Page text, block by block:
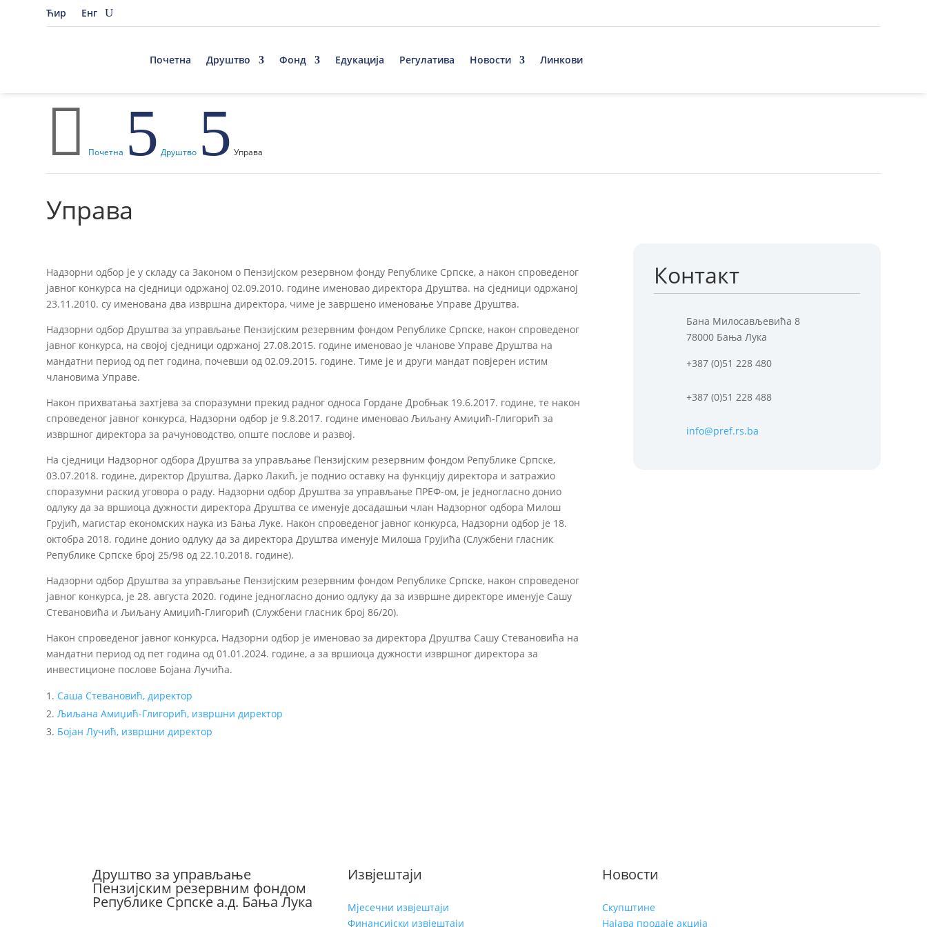
Ћир Енг
Почетна Друштво Фонд Едукација Регулатива Новости Линкови
 Почетна 5 Друштво 5 Управа
Управа
Надзорни одбор је у складу са Законом о Пензијском резервном фонду Републике Српске, а након спроведеног
јавног конкурса на сједници одржаној 02.09.2010. године именовао директора Друштва. на сједници одржаној
23.11.2010. су именована два извршна директора, чиме је завршено именовање Управе Друштва.
Надзорни одбор Друштва за управљање Пензијским резервним фондом Републике Српске, након спроведеног
јавног конкурса, на својој сједници одржаној 27.08.2015. године именовао је чланове Управе Друштва на
мандатни период од пет година, почевши од 02.09.2015. године. Тиме је и други мандат повјерен истим
члановима Управе.
Након прихватања захтјева за споразумни прекид радног односа Гордане Дробњак 19.6.2017. године, те након
спроведеног јавног конкурса, Надзорни одбор је 9.8.2017. године именовао Љиљану Амиџић-Глигорић за
извршног директора за рачуноводство, опште послове и развој.
На сједници Надзорног одбора Друштва за управљање Пензијским резервним фондом Републике Српске,
03.07.2018. године, директор Друштва, Дарко Лакић, је поднио оставку на функцију директора и затражио
споразумни раскид уговора о раду. Надзорни одбор Друштва за управљање ПРЕФ-ом, је једногласно донио
одлуку да за вршиоца дужности директора Друштва се именује досадашњи члан Надзорног одбора Милош
Грујић, магистар економских наука из Бања Луке. Након спроведеног јавног конкурса, Надзорни одбор је 18.
октобра 2018. године донио одлуку да за директора Друштва именује Милоша Грујића (Службени гласник
Републике Српске број 25/98 од 22.10.2018. године).
Надзорни одбор Друштва за управљање Пензијским резервним фондом Републике Српске, након спроведеног
јавног конкурса, је 28. августа 2020. године једногласно донио одлуку да за извршне директоре именује Сашу
Стевановића и Љиљану Амиџић-Глигорић (Службени гласник број 86/20).
Након спроведеног јавног конкурса, Надзорни одбор је именовао за директора Друштва Сашу Стевановића на
мандатни период од пет година од 01.01.2024. године, а за вршиоца дужности извршног директора за
инвестиционе послове Бојана Лучића.
Саша Стевановић, директор
Љиљана Амиџић-Глигорић, извршни директор
Бојан Лучић, извршни директор
Контакт
Бана Милосављевића 8
78000 Бања Лука
+387 (0)51 228 480
+387 (0)51 228 488
info@pref.rs.ba
Друштво за управљање
Пензијским резервним фондом
Републике Српске а.д. Бања Лука
Извјештаји
Мјесечни извјештаји
Финансијски извјештаји
Новости
Скупштине
Најава продаје акција